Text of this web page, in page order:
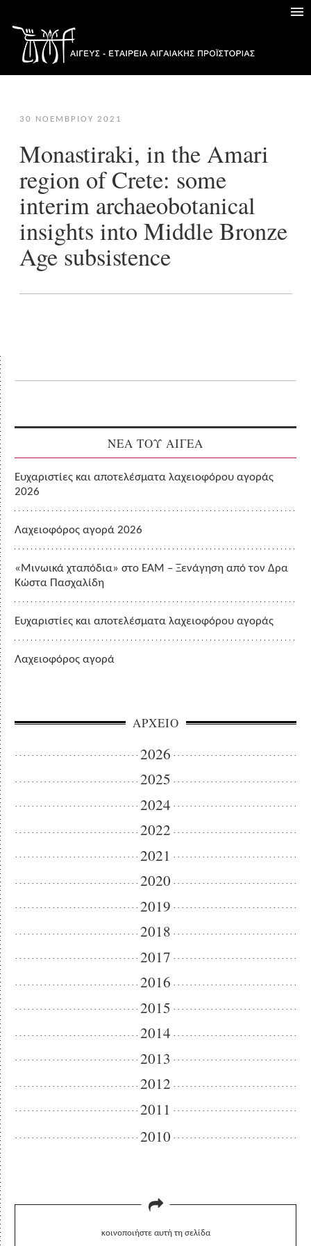
30 ΝΟΕΜΒΡΊΟΥ 2021
Monastiraki, in the Amari
region of Crete: some
interim archaeobotanical
insights into Middle Bronze
Age subsistence
ΝΕΑ ΤΟΥ ΑΙΓΕΑ
Ευχαριστίες και αποτελέσματα λαχειοφόρου αγοράς
2026
Λαχειοφόρος αγορά 2026
«Μινωικά χταπόδια» στο ΕΑΜ – Ξενάγηση από τον Δρα
Κώστα Πασχαλίδη
Ευχαριστίες και αποτελέσματα λαχειοφόρου αγοράς
Λαχειοφόρος αγορά
ΑΡΧΕΙΟ
2026
2025
2024
2022
2021
2020
2019
2018
2017
2016
2015
2014
2013
2012
2011
2010
κοινοποιήστε αυτή τη σελίδα